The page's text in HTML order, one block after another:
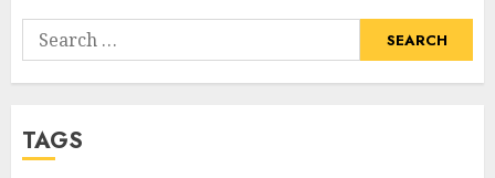
Search
for:
TAGS